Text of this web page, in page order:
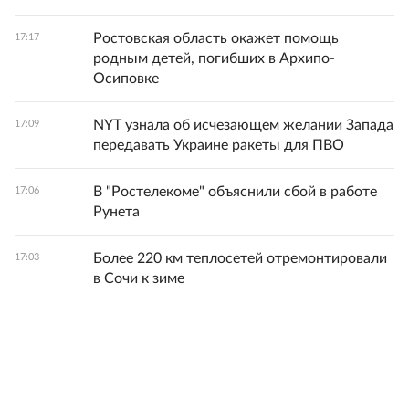
17:17
Ростовская область окажет помощь
родным детей, погибших в Архипо-
Осиповке
17:09
NYT узнала об исчезающем желании Запада
передавать Украине ракеты для ПВО
17:06
В "Ростелекоме" объяснили сбой в работе
Рунета
17:03
Более 220 км теплосетей отремонтировали
в Сочи к зиме